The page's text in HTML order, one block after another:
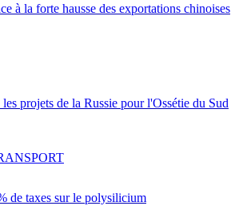
à la forte hausse des exportations chinoises
projets de la Russie pour l'Ossétie du Sud
de taxes sur le polysilicium